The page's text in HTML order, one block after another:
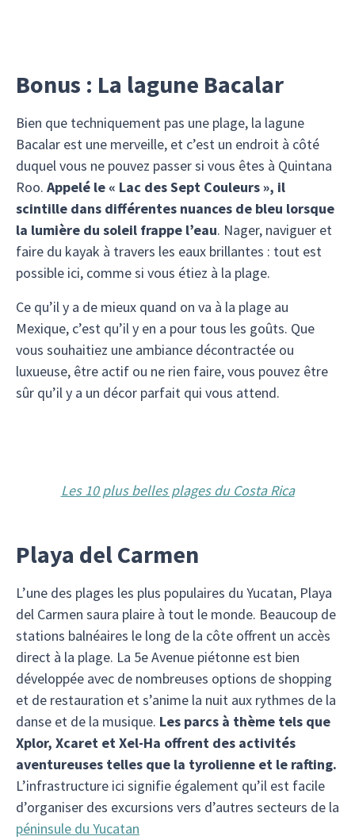
Bonus : La lagune Bacalar
Bien que techniquement pas une plage, la lagune
Bacalar est une merveille, et c’est un endroit à côté
duquel vous ne pouvez passer si vous êtes à Quintana
Roo. Appelé le « Lac des Sept Couleurs », il
scintille dans différentes nuances de bleu lorsque
la lumière du soleil frappe l’eau. Nager, naviguer et
faire du kayak à travers les eaux brillantes : tout est
possible ici, comme si vous étiez à la plage.
Ce qu’il y a de mieux quand on va à la plage au
Mexique, c’est qu’il y en a pour tous les goûts. Que
vous souhaitiez une ambiance décontractée ou
luxueuse, être actif ou ne rien faire, vous pouvez être
sûr qu’il y a un décor parfait qui vous attend.
Les 10 plus belles plages du Costa Rica
Playa del Carmen
L’une des plages les plus populaires du Yucatan, Playa
del Carmen saura plaire à tout le monde. Beaucoup de
stations balnéaires le long de la côte offrent un accès
direct à la plage. La 5e Avenue piétonne est bien
développée avec de nombreuses options de shopping
et de restauration et s’anime la nuit aux rythmes de la
danse et de la musique. Les parcs à thème tels que
Xplor, Xcaret et Xel-Ha offrent des activités
aventureuses telles que la tyrolienne et le rafting.
L’infrastructure ici signifie également qu’il est facile
d’organiser des excursions vers d’autres secteurs de la
péninsule du Yucatan